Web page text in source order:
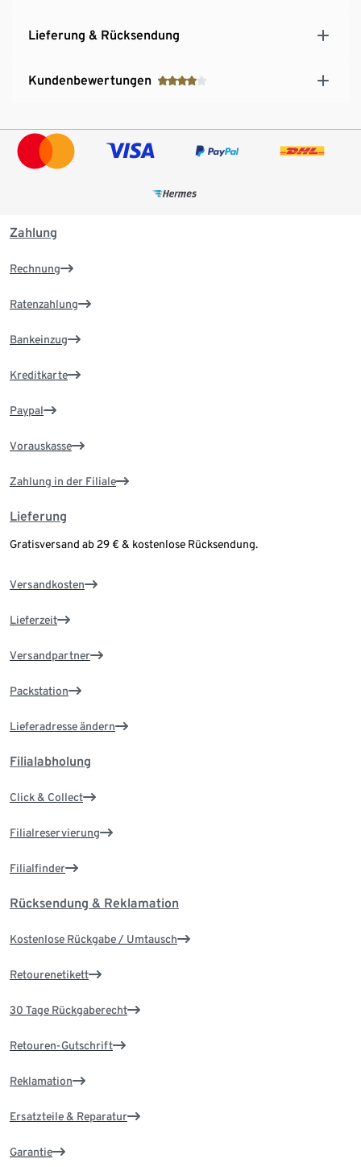
Lieferung & Rücksendung
Kundenbewertungen
Zahlung
Rechnung
Ratenzahlung
Bankeinzug
Kreditkarte
Paypal
Vorauskasse
Zahlung in der Filiale
Lieferung
Gratisversand ab 29 € & kostenlose Rücksendung.
Versandkosten
Lieferzeit
Versandpartner
Packstation
Lieferadresse ändern
Filialabholung
Click & Collect
Filialreservierung
Filialfinder
Rücksendung & Reklamation
Kostenlose Rückgabe / Umtausch
Retourenetikett
30 Tage Rückgaberecht
Retouren-Gutschrift
Reklamation
Ersatzteile & Reparatur
Garantie